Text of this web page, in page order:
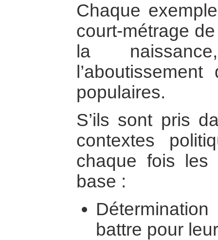
Chaque
court-métrage
la
populaires.
S’ils sont pris
contextes
chaque fois les
base :
battre pour